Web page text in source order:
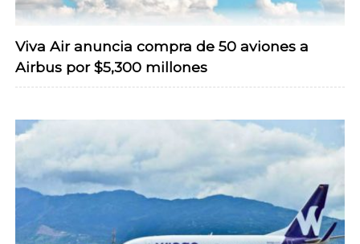
Viva Air anuncia compra de 50 aviones a
Airbus por $5,300 millones